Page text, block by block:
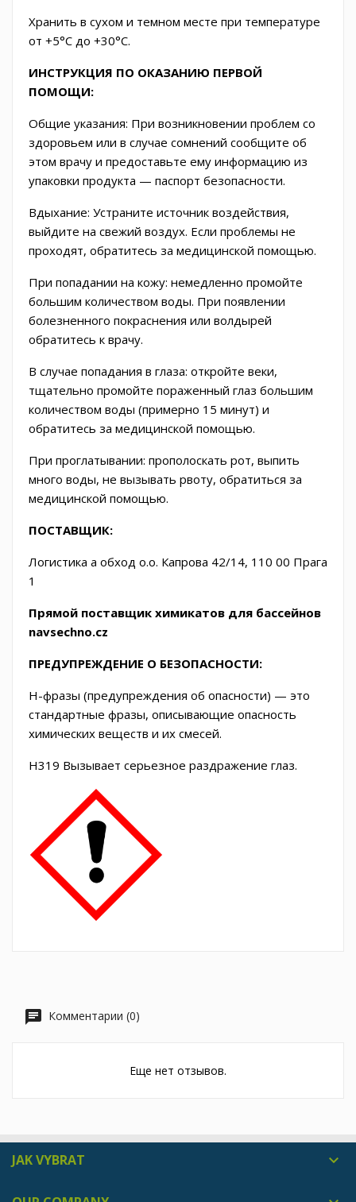
Хранить в сухом и темном месте при температуре
от +5°C до +30°C.
ИНСТРУКЦИЯ ПО ОКАЗАНИЮ ПЕРВОЙ
ПОМОЩИ:
Общие указания: При возникновении проблем со
здоровьем или в случае сомнений сообщите об
этом врачу и предоставьте ему информацию из
упаковки продукта — паспорт безопасности.
Вдыхание: Устраните источник воздействия,
выйдите на свежий воздух. Если проблемы не
проходят, обратитесь за медицинской помощью.
При попадании на кожу: немедленно промойте
большим количеством воды. При появлении
болезненного покраснения или волдырей
обратитесь к врачу.
В случае попадания в глаза: откройте веки,
тщательно промойте пораженный глаз большим
количеством воды (примерно 15 минут) и
обратитесь за медицинской помощью.
При проглатывании: прополоскать рот, выпить
много воды, не вызывать рвоту, обратиться за
медицинской помощью.
ПОСТАВЩИК:
Логистика а обход о.о. Капрова 42/14, 110 00 Прага
1
Прямой поставщик химикатов для бассейнов
navsechno.cz
ПРЕДУПРЕЖДЕНИЕ О БЕЗОПАСНОСТИ:
H-фразы (предупреждения об опасности) — это
стандартные фразы, описывающие опасность
химических веществ и их смесей.
H319 Вызывает серьезное раздражение глаз.
Комментарии (0)
Еще нет отзывов.
JAK VYBRAT 